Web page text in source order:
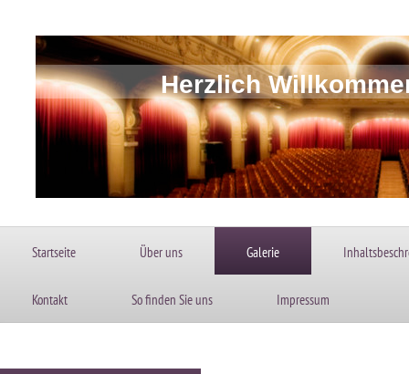
Herzlich
Startseite Über uns Galerie
Kontakt So finden Sie uns Impressum